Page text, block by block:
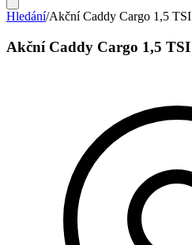
Hledání/Akční Caddy Cargo 1,5 TSI
Akční Caddy Cargo 1,5 TSI